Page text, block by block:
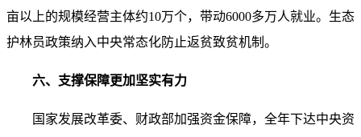
亩以上的规模经营主体约10万个，带动6000多万人就业。生态
护林员政策纳入中央常态化防止返贫致贫机制。
六、支撑保障更加坚实有力
国家发展改革委、财政部加强资金保障，全年下达中央资